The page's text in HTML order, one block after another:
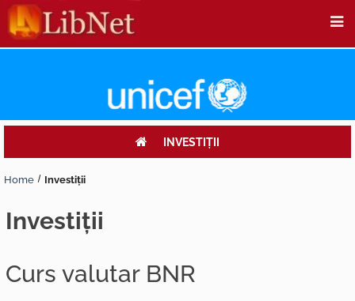
INVESTIŢII
Home Investiţii
investiţii
Curs valutar BNR